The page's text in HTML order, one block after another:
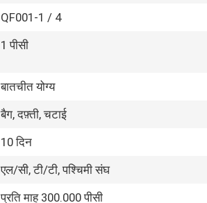
QF001-1 / 4
1 पीसी
बातचीत योग्य
बैग, दफ़्ती, चटाई
10 दिन
एल/सी, टी/टी, पश्चिमी संघ
प्रति माह 300.000 पीसी